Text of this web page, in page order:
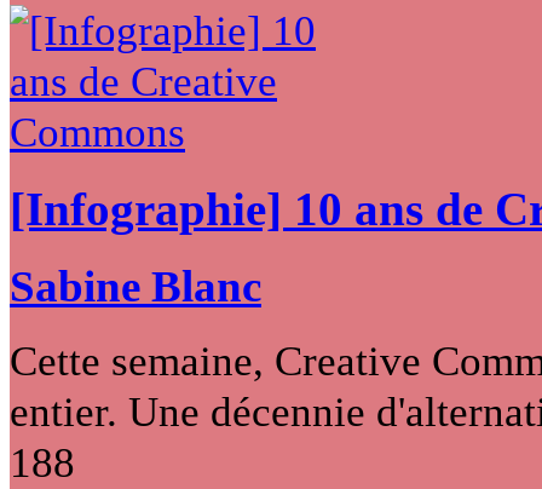
[Infographie] 10 ans de
Sabine Blanc
Cette semaine, Creative
entier. Une décennie
188